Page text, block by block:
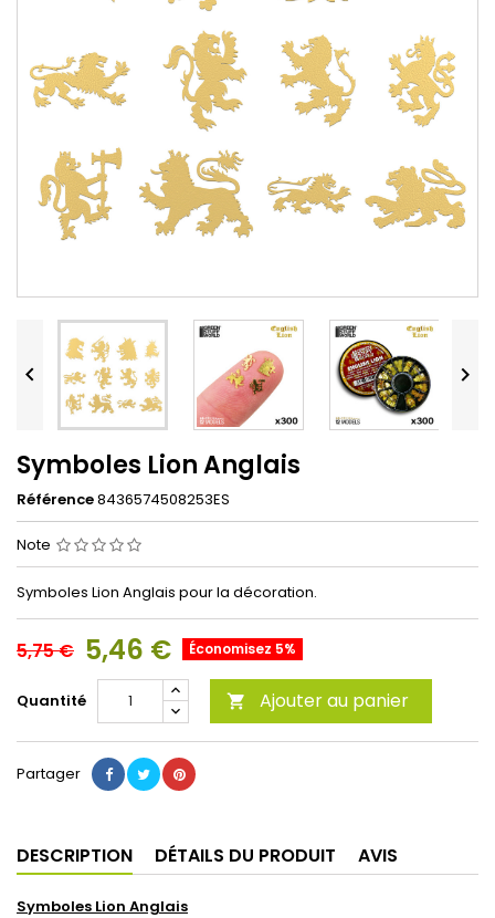
 
Symboles Lion Anglais
Référence8436574508253ES
Note
Symboles Lion Anglais pour la décoration.
5,75 € 5,46 € Économisez 5%
Quantité  Ajouter au panier
Partager
DESCRIPTION DÉTAILS DU PRODUIT AVIS
Symboles Lion Anglais